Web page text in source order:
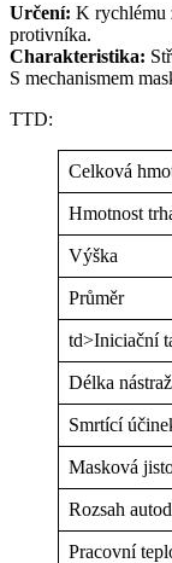
Určení: K rychlému
protivníka.
Charakteristika:
S mechanismem
TTD:
Celková
Hmotnost
Výška
Průměr
td>Iniciační
Délka
Smrtící
Masková
Rozsah
Pracovní